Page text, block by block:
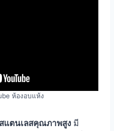
ห้องอบแห้ง
สแตนเลสคุณภาพสูง มี